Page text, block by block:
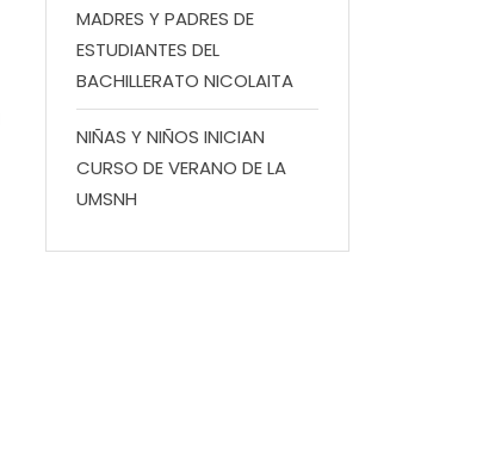
MADRES Y PADRES DE
ESTUDIANTES DEL
BACHILLERATO NICOLAITA
NIÑAS Y NIÑOS INICIAN
CURSO DE VERANO DE LA
UMSNH